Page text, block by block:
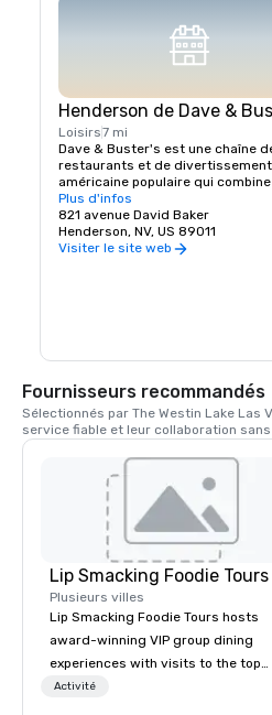
Henderson de Dave &
Loisirs7 mi
Dave & Buster's est une chaîne
restaurants et de
américaine populaire qui combine
restauration avec des jeux
d'autres options de
Plus d'infos
821 avenue David Baker
Henderson, NV, US 89011
Visiter le site web
Fournisseurs recommandés
Sélectionnés par The Westin Lake Las
service fiable et leur collaboration sans
Lip Smacking Foodie Tours
Plusieurs villes
Lip Smacking Foodie Tours hosts
award-winning VIP group dining
experiences with visits to the top
restaurants throughout the United
Activité